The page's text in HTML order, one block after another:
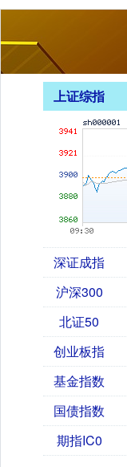
上证综指
深证成指
沪深300
北证50
创业板指
基金指数
国债指数
期指IC0